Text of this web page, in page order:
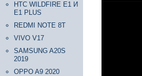
HTC WILDFIRE E1 И
E1 PLUS
REDMI NOTE 8T
VIVO V17
SAMSUNG A20S
2019
OPPO A9 2020